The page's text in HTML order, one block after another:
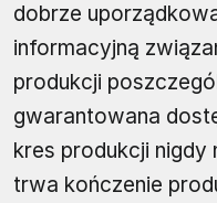
dobrze
informacyjną
produkcji
gwarantowana
kres produkcji nigdy
trwa kończenie